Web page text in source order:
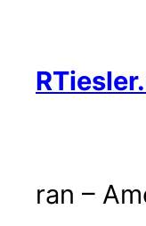
springen
ran –